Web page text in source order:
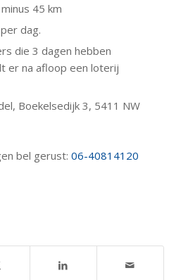
45 km
dag.
die 3 dagen hebben
er na afloop een loterij
Boekelsedijk 3, 5411 NW
bel gerust: 06-40814120